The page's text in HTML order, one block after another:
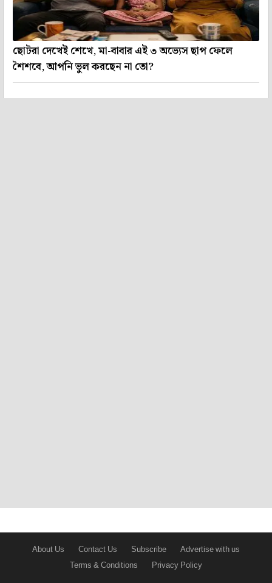
ছোটরা দেখেই শেখে, মা-বাবার এই ৩ অভ্যেস ছাপ ফেলে
শৈশবে, আপনি ভুল করছেন না তো?
About Us Contact Us Subscribe
Advertise with us
Terms & Conditions
Privacy Policy